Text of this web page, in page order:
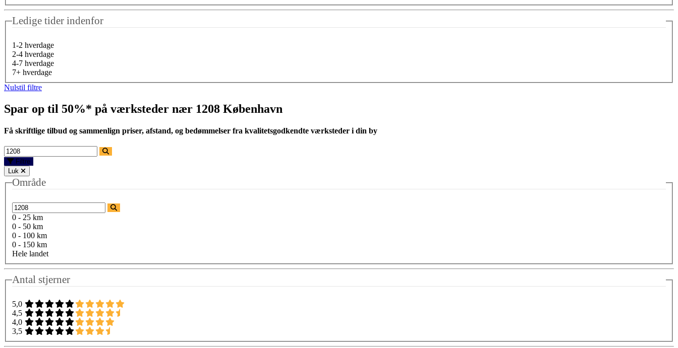
Ledige tider indenfor
1-2 hverdage
2-4 hverdage
4-7 hverdage
7+ hverdage
Nulstil filtre
Spar op til 50%* på værksteder nær 1208 København
Få skriftlige tilbud og sammenlign priser, afstand, og bedømmelser fra kvalitetsgodkendte værksteder i din by
Filtre
Luk
Område
0 - 25 km
0 - 50 km
0 - 100 km
0 - 150 km
Hele landet
Antal stjerner
5,0
4,5
4,0
3,5